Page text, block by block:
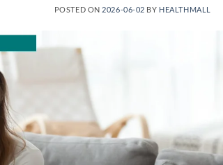
POSTED ON 2026-06-02 BY HEALTHMALL